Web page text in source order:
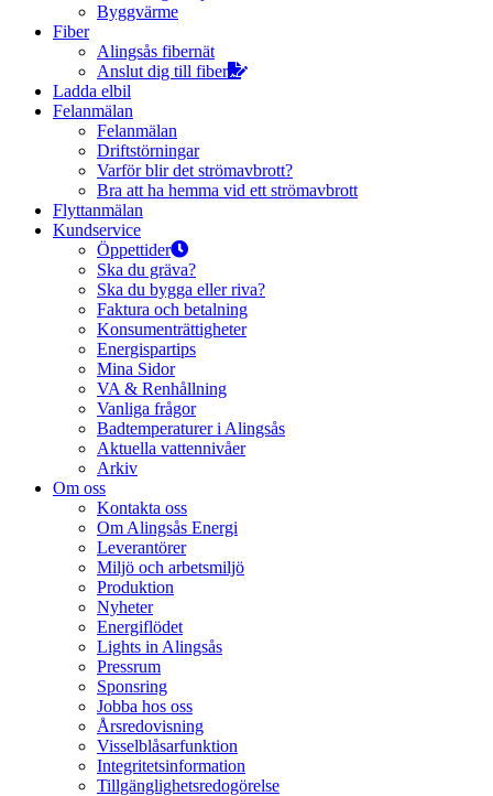
Byggvärme
Fiber
Alingsås fibernät
Anslut dig till fiber
Ladda elbil
Felanmälan
Felanmälan
Driftstörningar
Varför blir det strömavbrott?
Bra att ha hemma vid ett strömavbrott
Flyttanmälan
Kundservice
Öppettider
Ska du gräva?
Ska du bygga eller riva?
Faktura och betalning
Konsumenträttigheter
Energispartips
Mina Sidor
VA & Renhållning
Vanliga frågor
Badtemperaturer i Alingsås
Aktuella vattennivåer
Arkiv
Om oss
Kontakta oss
Om Alingsås Energi
Leverantörer
Miljö och arbetsmiljö
Produktion
Nyheter
Energiflödet
Lights in Alingsås
Pressrum
Sponsring
Jobba hos oss
Årsredovisning
Visselblåsarfunktion
Integritetsinformation
Tillgänglighetsredogörelse